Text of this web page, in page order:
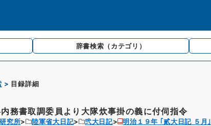
辞書検索 （カテゴリ）
目録詳細
務書取調委員より大隊炊事掛の義に付伺指令
究所 陸軍省大日記 弐大日記 明治１９年 ｢貳大日記 ５月｣